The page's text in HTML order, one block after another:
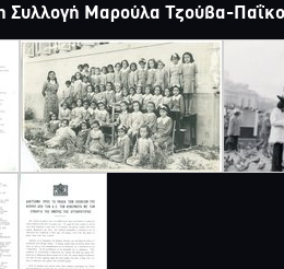
Συλλογή Μαρούλα Τζούβα-